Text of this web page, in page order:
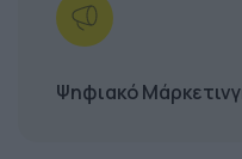
Ψηφιακό